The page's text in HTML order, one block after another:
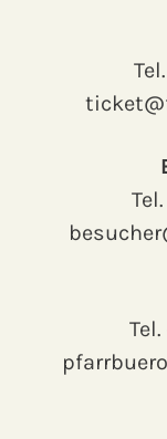
Tel.
Tel.
Tel.